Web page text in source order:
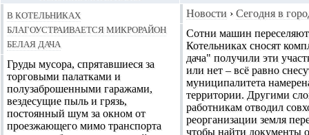
Новости › Сегодня в
Сотни машин
Котельниках сносят
дача" получили эти
или нет – всё равно
муниципалитета
территории. Другими
работникам отводил
реорганизации земля
чтобы найти документы
В Котельниках
благоустраивается микрорайон
Белая Дача
Груды мусора, спрятавшиеся за
торговыми палатками и
полузаброшенными гаражами,
вездесущие пыль и грязь,
постоянный шум за окном от
проезжающего мимо транспорта